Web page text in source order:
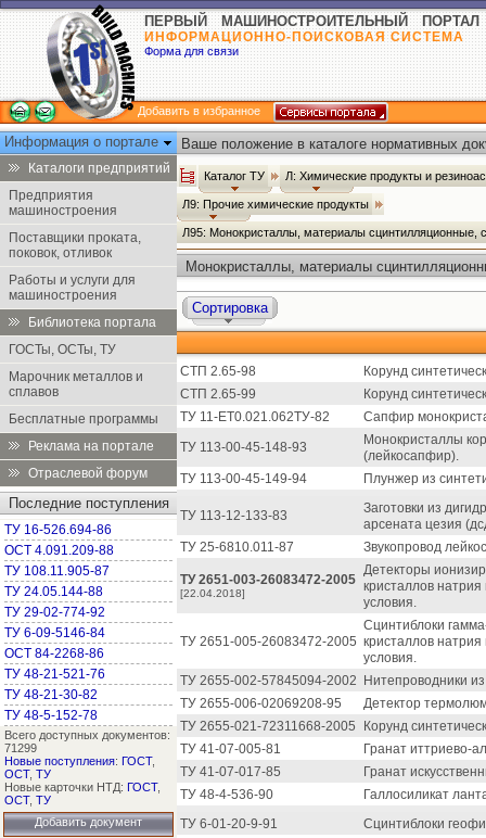
ПЕРВЫЙ МАШИНОСТРОИТЕЛЬНЫЙ ПОРТАЛ
ИНФОРМАЦИОННО-ПОИСКОВАЯ СИСТЕМА
Форма для связи
Добавить в избранное
Информация о портале
Каталоги предприятий
Предприятия
машиностроения
Поставщики проката,
поковок, отливок
Работы и услуги для
машиностроения
Библиотека портала
ГОСТы, ОСТы, ТУ
Марочник металлов и
сплавов
Бесплатные программы
Реклама на портале
Отраслевой форум
Последние поступления
ТУ 16-526.694-86
ОСТ 4.091.209-88
ТУ 108.11.905-87
ТУ 24.05.144-88
ТУ 29-02-774-92
ТУ 6-09-5146-84
ОСТ 84-2268-86
ТУ 48-21-521-76
ТУ 48-21-30-82
ТУ 48-5-152-78
Всего доступных документов:
71299
Новые поступления: ГОСТ,
ОСТ, ТУ
Новые карточки НТД: ГОСТ,
ОСТ, ТУ
Добавить документ
Ваше положение в каталоге нормативных
Каталог ТУ Л: Химические продукты и
Л9: Прочие химические продукты
Л95: Монокристаллы, материалы сцинтилляционные,
Монокристаллы, материалы
ТУ
Сортировка
СТП 2.65-98
Корунд
СТП 2.65-99
Корунд
ТУ 11-ЕТ0.021.062ТУ-82
Сапфир
ТУ 113-00-45-148-93
Монокристаллы
(лейкосапфир).
ТУ 113-00-45-149-94
Плунжер из
ТУ 113-12-133-83
Заготовки из
арсената цезия
ТУ 25-6810.011-87
Звукопровод
ТУ 2651-003-26083472-2005
[22.04.2018]
Детекторы
кристаллов
условия.
ТУ 2651-005-26083472-2005
Сцинтиблоки
кристаллов
условия.
ТУ 2655-002-57845094-2002
Нитепроводники
ТУ 2655-006-02069208-95
Детектор
ТУ 2655-021-72311668-2005
Корунд
ТУ 41-07-005-81
Гранат иттриево-
ТУ 41-07-017-85
Гранат
ТУ 48-4-536-90
Галлосиликат
ТУ 6-01-20-9-91
Сцинтиблоки